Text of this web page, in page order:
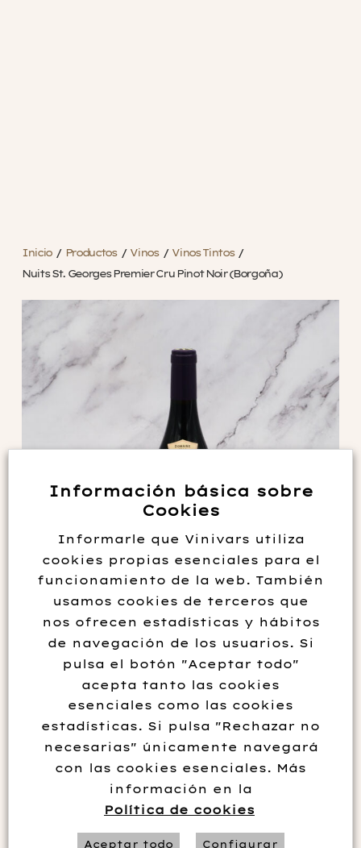
Inicio / Productos / Vinos / Vinos Tintos /
Nuits St. Georges Premier Cru Pinot Noir (Borgoña)
NUITS ST. GEORGES
PREMIER CRU PINOT
NOIR (BORGOÑA)
Información básica sobre
Cookies
Informarle que Vinivars utiliza
cookies propias esenciales para el
funcionamiento de la web. También
usamos cookies de terceros que
nos ofrecen estadísticas y hábitos
de navegación de los usuarios. Si
pulsa el botón "Aceptar todo"
acepta tanto las cookies
esenciales como las cookies
estadísticas. Si pulsa "Rechazar no
necesarias" únicamente navegará
con las cookies esenciales. Más
información en la
Política de cookies
Aceptar todo Configurar